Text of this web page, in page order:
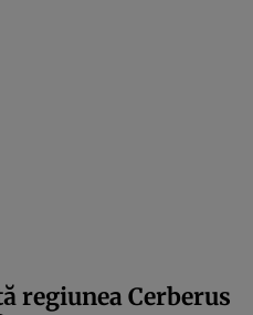
regiunea Cerberus